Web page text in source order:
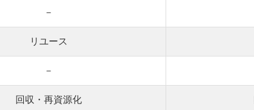
－
リユース
－
回収・再資源化